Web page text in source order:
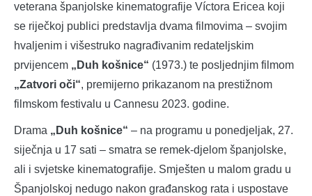
veterana španjolske kinematografije Víctora Ericea koji
se riječkoj publici predstavlja dvama filmovima – svojim
hvaljenim i višestruko nagrađivanim redateljskim
prvijencem „Duh košnice“ (1973.) te posljednjim filmom
„Zatvori oči“, premijerno prikazanom na prestižnom
filmskom festivalu u Cannesu 2023. godine.
Drama „Duh košnice“ – na programu u ponedjeljak, 27.
siječnja u 17 sati – smatra se remek-djelom španjolske,
ali i svjetske kinematografije. Smješten u malom gradu u
Španjolskoj nedugo nakon građanskog rata i uspostave